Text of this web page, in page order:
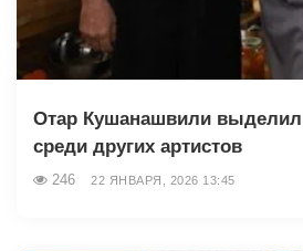
Отар Кушанашвили
среди других артистов
246 22 ЯНВАРЯ, 2026 13:45